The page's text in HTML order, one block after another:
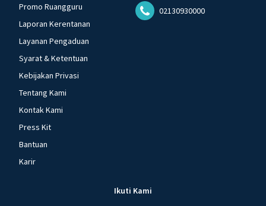
Promo Ruangguru
Laporan Kerentanan
Layanan Pengaduan
Syarat & Ketentuan
Kebijakan Privasi
Tentang Kami
Kontak Kami
Press Kit
Bantuan
Karir
02130930000
Ikuti Kami